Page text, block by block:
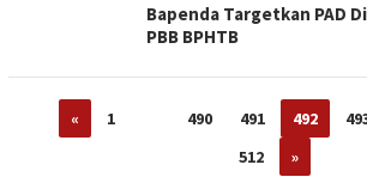
Bapenda Targetkan PAD
PBB BPHTB
« 1 490 491 492
512
»